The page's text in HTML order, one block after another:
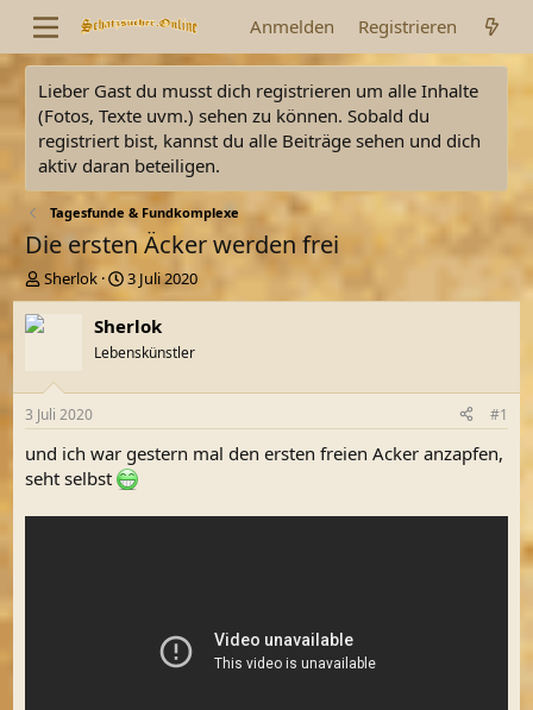
Anmelden Registrieren
Lieber Gast du musst dich registrieren um alle Inhalte
(Fotos, Texte uvm.) sehen zu können. Sobald du
registriert bist, kannst du alle Beiträge sehen und dich
aktiv daran beteiligen.
Tagesfunde & Fundkomplexe
Die ersten Äcker werden frei
E
r
s
e
r
Sherlok
E
r
s
e
t
a
m
3 Juli 2020
Sherlok
Lebenskünstler
3 Juli 2020 #1
und ich war gestern mal den ersten freien Acker anzapfen,
seht selbst